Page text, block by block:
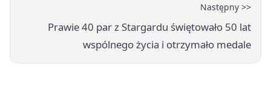
Następny >>
Prawie 40 par z Stargardu świętowało 50 lat
wspólnego życia i otrzymało medale